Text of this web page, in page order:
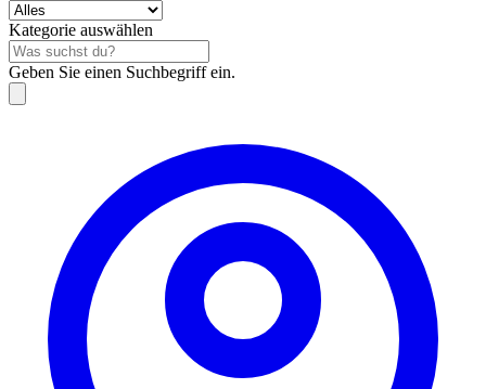
Kategorie auswählen
Geben Sie einen Suchbegriff ein.